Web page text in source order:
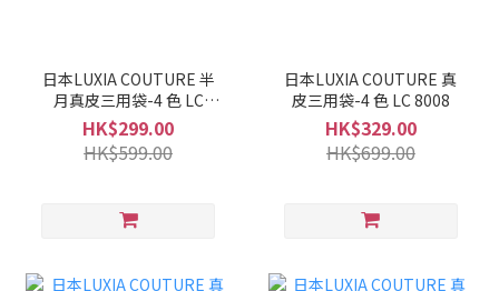
日本LUXIA COUTURE 半
月真皮三用袋-4 色 LC
8009
HK$299.00
HK$599.00
日本LUXIA COUTURE 真
皮三用袋-4 色 LC 8008
HK$329.00
HK$699.00